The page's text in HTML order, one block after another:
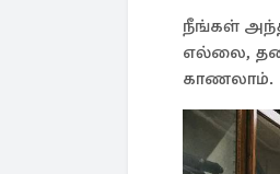
நீங்கள்
எல்லை,
காணலாம்.